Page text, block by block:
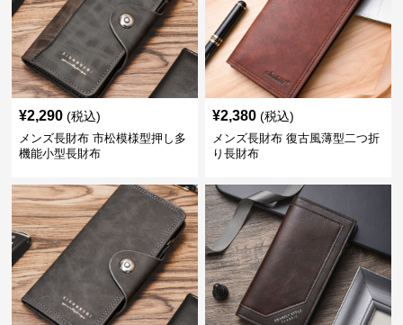
¥2,290 (税込)
メンズ長財布 市松模様型押し多
機能小型長財布
¥2,380 (税込)
メンズ長財布 復古風薄型二つ折
り長財布